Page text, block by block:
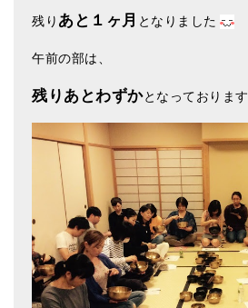
新・鍛造スペシャル
マンダラ彫（黒・渋金）
人気の3点セット
お得なアマナマナ・セット
特大シンギングボウル・特殊柄
残り あと１ヶ月 となりました
午前の部は、
残りあとわずかとなっております